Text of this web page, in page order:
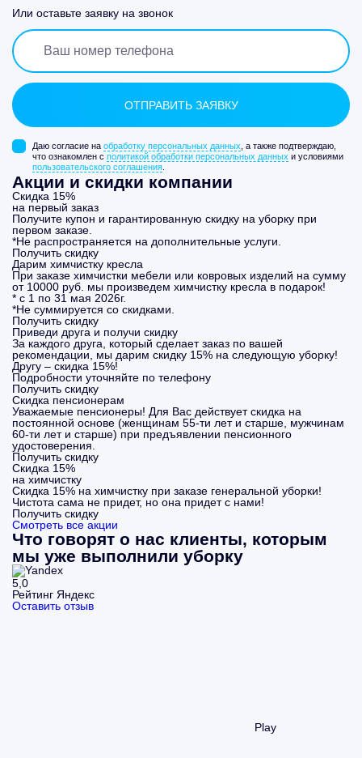
Или оставьте заявку на звонок
Даю согласие на обработку персональных данных , а также подтверждаю,
что ознакомлен с политикой обработки персональных данных и условиями
пользовательского соглашения
Акции и скидки компании
Скидка 15%
на первый заказ
Получите купон и гарантированную скидку на уборку при
первом заказе.
*Не распространяется на дополнительные услуги.
Получить скидку
Дарим химчистку кресла
При заказе химчистки мебели или ковровых изделий на сумму
от 10000 руб. мы произведем химчистку кресла в подарок!
* с 1 по 31 мая 2026г.
*Не суммируется со скидками.
Получить скидку
Приведи друга и получи скидку
За каждого друга, который сделает заказ по вашей
рекомендации, мы дарим скидку 15% на следующую уборку!
Другу – скидка 15%!
Подробности уточняйте по телефону
Получить скидку
Скидка пенсионерам
Уважаемые пенсионеры! Для Вас действует скидка на
постоянной основе (женщинам 55-ти лет и старше, мужчинам
60-ти лет и старше) при предъявлении пенсионного
удостоверения.
Получить скидку
Скидка 15%
на химчистку
Скидка 15% на химчистку при заказе генеральной уборки!
Чистота сама не придет, но она придет с нами!
Получить скидку
Смотреть все акции
Что говорят о нас клиенты, которым
мы уже выполнили уборку
5,0
Рейтинг Яндекс
Оставить отзыв
Play